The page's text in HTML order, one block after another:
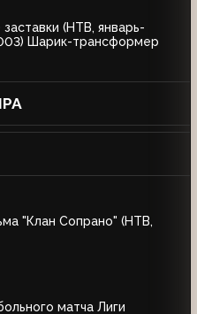
(НТВ, январь-
Шарик-трансформер
"Клан Сопрано" (НТВ,
матча Лиги